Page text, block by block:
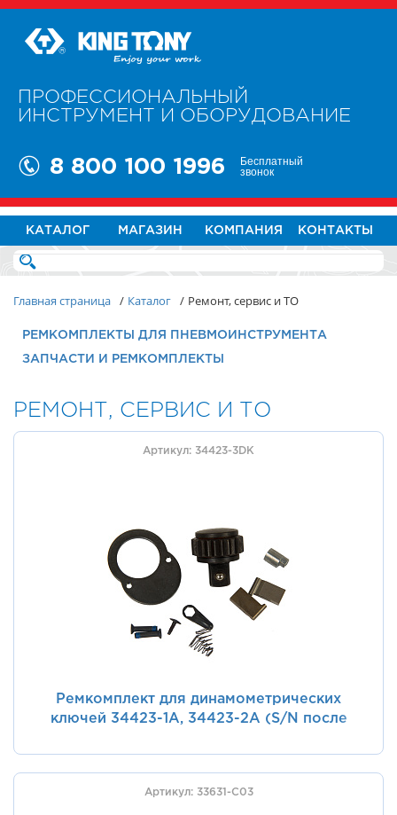
ПРОФЕССИОНАЛЬНЫЙ
ИНСТРУМЕНТ И ОБОРУДОВАНИЕ
8 800 100 1996 Бесплатный
звонок
КАТАЛОГ МАГАЗИН КОМПАНИЯ КОНТАКТЫ
Главная страница / Каталог / Ремонт, сервис и ТО
РЕМКОМПЛЕКТЫ ДЛЯ ПНЕВМОИНСТРУМЕНТА
ЗАПЧАСТИ И РЕМКОМПЛЕКТЫ
РЕМОНТ, СЕРВИС И ТО
Артикул: 34423-3DK
Ремкомплект для динамометрических
ключей 34423-1А, 34423-2А (S/N после
Артикул: 33631-C03